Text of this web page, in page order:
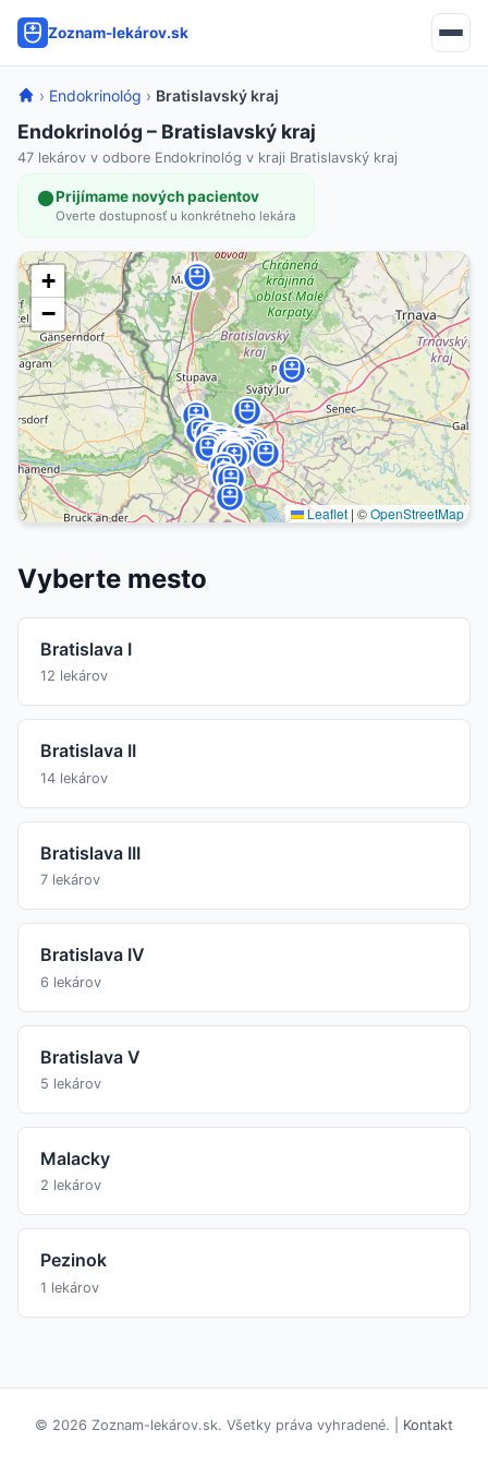
Zoznam-lekárov.sk
› Endokrinológ › Bratislavský kraj
Endokrinológ – Bratislavský kraj
47 lekárov v odbore Endokrinológ v kraji Bratislavský kraj
Prijímame nových pacientov
Overte dostupnosť u konkrétneho lekára
+
−
Leaflet | ©OpenStreetMap
Vyberte mesto
Bratislava I
12 lekárov
Bratislava II
14 lekárov
Bratislava III
7 lekárov
Bratislava IV
6 lekárov
Bratislava V
5 lekárov
Malacky
2 lekárov
Pezinok
1 lekárov
© 2026 Zoznam-lekárov.sk. Všetky práva vyhradené. | Kontakt